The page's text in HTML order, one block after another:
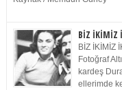
BİZ İKİMİZ
BİZ İKİMİZ
Fotoğraf
kardeş
ellerimde